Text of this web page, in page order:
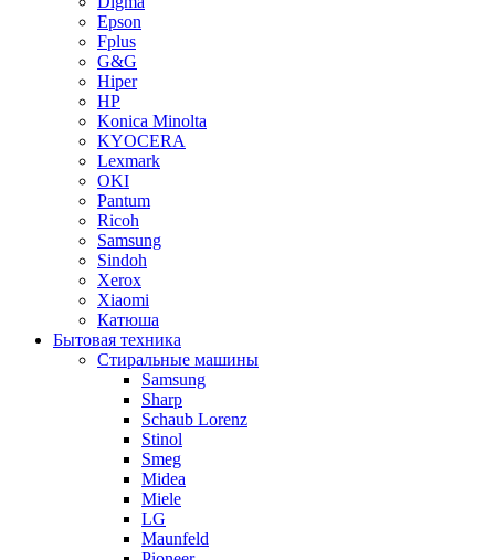
Epson
Fplus
G&G
Hiper
HP
Konica Minolta
KYOCERA
Lexmark
OKI
Pantum
Ricoh
Samsung
Sindoh
Xerox
Xiaomi
Катюша
Бытовая техника
Стиральные машины
Samsung
Sharp
Schaub Lorenz
Stinol
Smeg
Midea
Miele
LG
Maunfeld